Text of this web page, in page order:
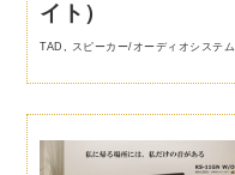
イト）
TAD , スピーカー/オーディオシステム